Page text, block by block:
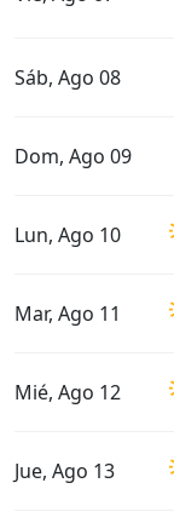
Sáb, Ago 08
Dom, Ago 09
Lun, Ago 10
Mar, Ago 11
Mié, Ago 12
Jue, Ago 13